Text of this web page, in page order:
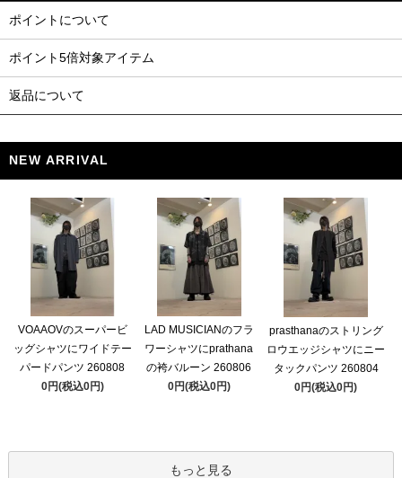
ポイントについて
ポイント5倍対象アイテム
返品について
NEW ARRIVAL
VOAAOVのスーパービ
ッグシャツにワイドテー
パードパンツ 260808
0円(税込0円)
LAD MUSICIANのフラ
ワーシャツにprathana
の袴バルーン 260806
0円(税込0円)
prasthanaのストリング
ロウエッジシャツにニー
タックパンツ 260804
0円(税込0円)
もっと見る